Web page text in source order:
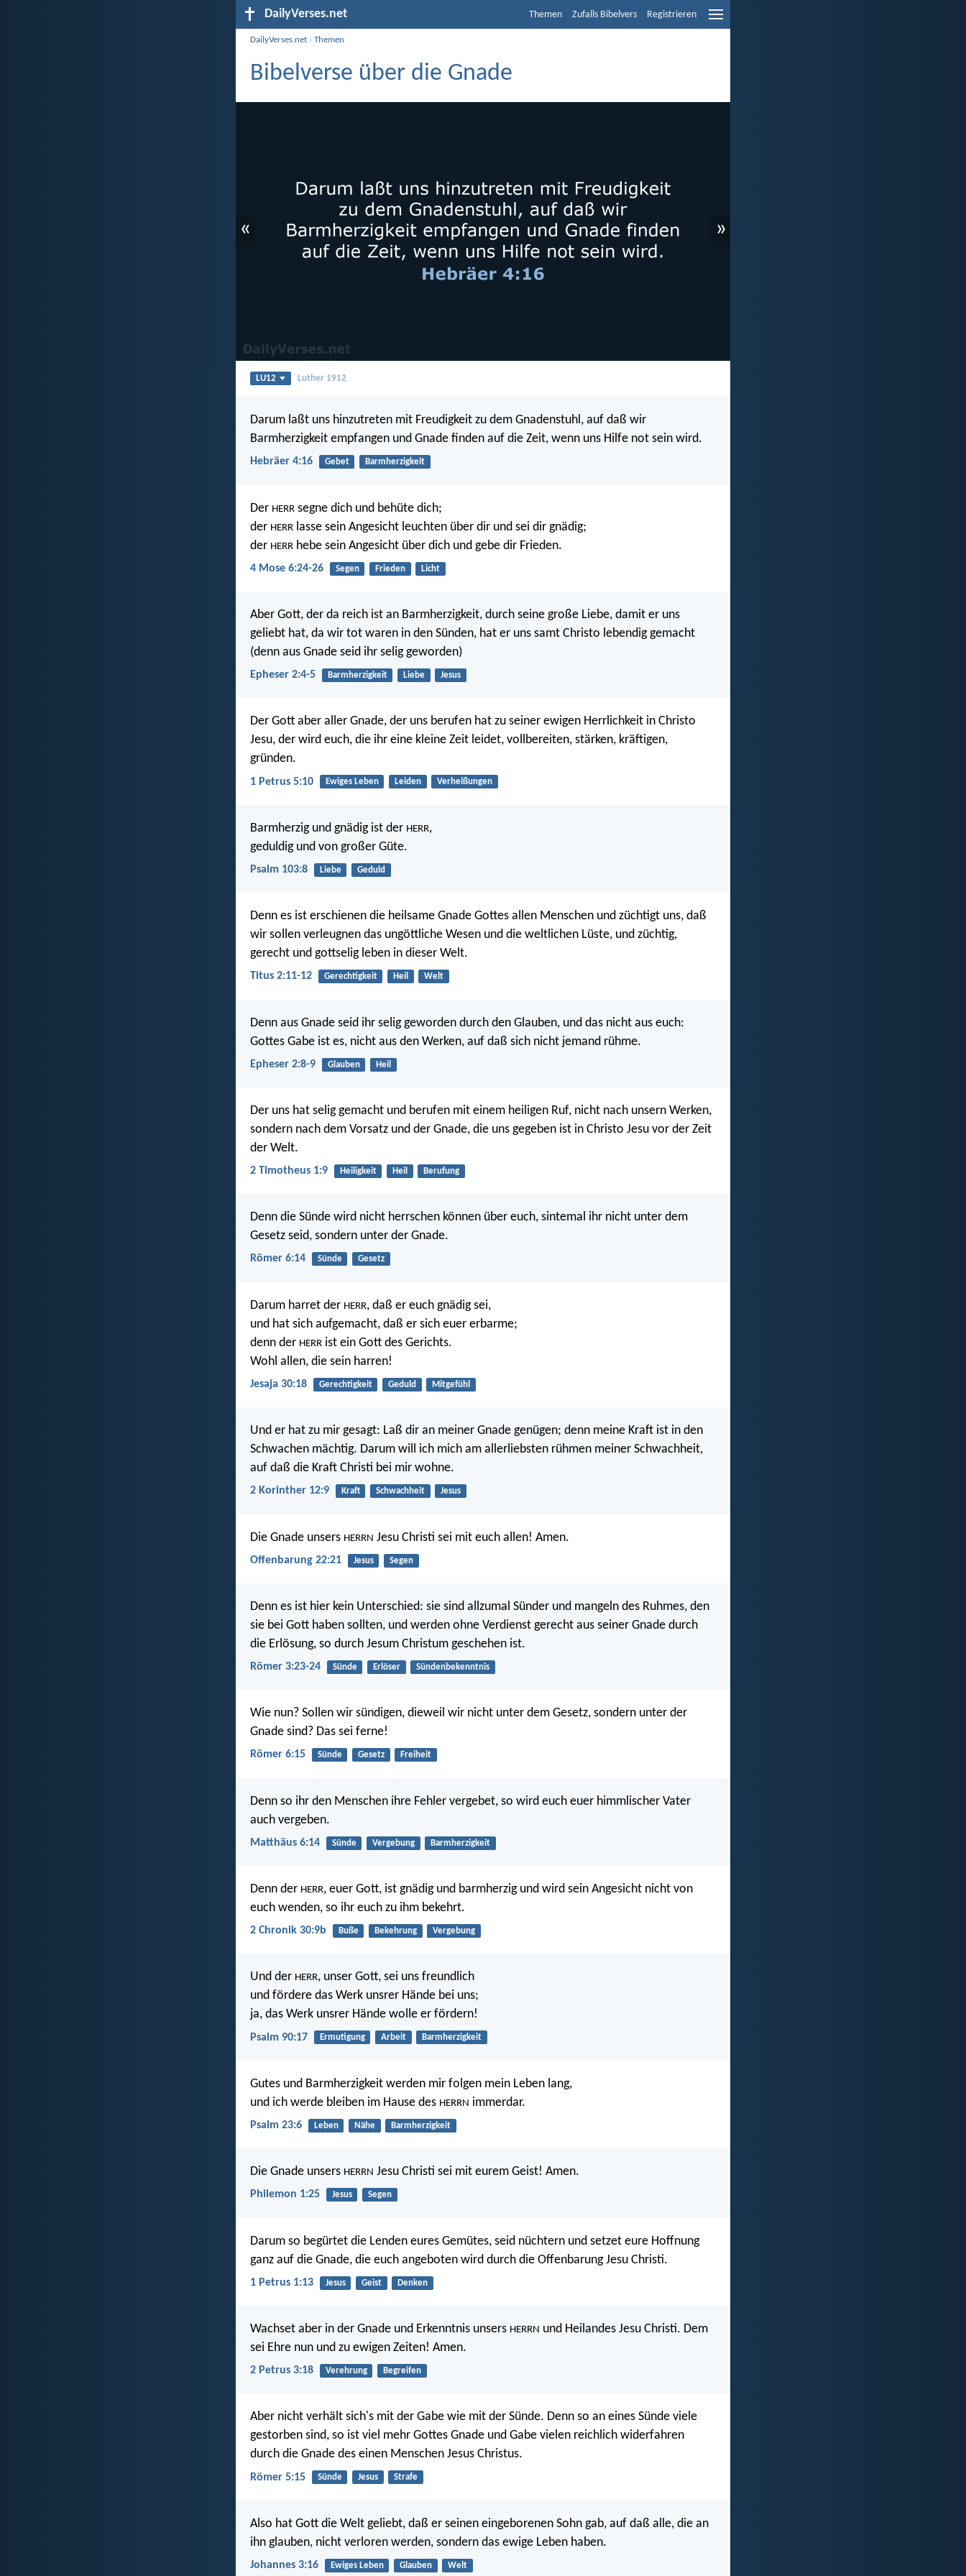
DailyVerses.net Themen Zufalls Bibelvers Registrieren
DailyVerses.net ›Themen
Bibelverse über die Gnade
« »
LU12 Luther 1912
Darum laßt uns hinzutreten mit Freudigkeit zu dem Gnadenstuhl, auf daß wir
Barmherzigkeit empfangen und Gnade finden auf die Zeit, wenn uns Hilfe not sein wird.
Hebräer 4:16 Gebet Barmherzigkeit
Der HERR segne dich und behüte dich;
der HERR lasse sein Angesicht leuchten über dir und sei dir gnädig;
der HERR hebe sein Angesicht über dich und gebe dir Frieden.
4 Mose 6:24-26 Segen Frieden Licht
Aber Gott, der da reich ist an Barmherzigkeit, durch seine große Liebe, damit er uns
geliebt hat, da wir tot waren in den Sünden, hat er uns samt Christo lebendig gemacht
(denn aus Gnade seid ihr selig geworden)
Epheser 2:4-5 Barmherzigkeit Liebe Jesus
Der Gott aber aller Gnade, der uns berufen hat zu seiner ewigen Herrlichkeit in Christo
Jesu, der wird euch, die ihr eine kleine Zeit leidet, vollbereiten, stärken, kräftigen,
gründen.
1 Petrus 5:10 Ewiges Leben Leiden Verheißungen
Barmherzig und gnädig ist der HERR,
geduldig und von großer Güte.
Psalm 103:8 Liebe Geduld
Denn es ist erschienen die heilsame Gnade Gottes allen Menschen und züchtigt uns, daß
wir sollen verleugnen das ungöttliche Wesen und die weltlichen Lüste, und züchtig,
gerecht und gottselig leben in dieser Welt.
Titus 2:11-12 Gerechtigkeit Heil Welt
Denn aus Gnade seid ihr selig geworden durch den Glauben, und das nicht aus euch:
Gottes Gabe ist es, nicht aus den Werken, auf daß sich nicht jemand rühme.
Epheser 2:8-9 Glauben Heil
Der uns hat selig gemacht und berufen mit einem heiligen Ruf, nicht nach unsern Werken,
sondern nach dem Vorsatz und der Gnade, die uns gegeben ist in Christo Jesu vor der Zeit
der Welt.
2 Timotheus 1:9 Heiligkeit Heil Berufung
Denn die Sünde wird nicht herrschen können über euch, sintemal ihr nicht unter dem
Gesetz seid, sondern unter der Gnade.
Römer 6:14 Sünde Gesetz
Darum harret der HERR, daß er euch gnädig sei,
und hat sich aufgemacht, daß er sich euer erbarme;
denn der HERR ist ein Gott des Gerichts.
Wohl allen, die sein harren!
Jesaja 30:18 Gerechtigkeit Geduld Mitgefühl
Und er hat zu mir gesagt: Laß dir an meiner Gnade genügen; denn meine Kraft ist in den
Schwachen mächtig. Darum will ich mich am allerliebsten rühmen meiner Schwachheit,
auf daß die Kraft Christi bei mir wohne.
2 Korinther 12:9 Kraft Schwachheit Jesus
Die Gnade unsers HERRN Jesu Christi sei mit euch allen! Amen.
Offenbarung 22:21 Jesus Segen
Denn es ist hier kein Unterschied: sie sind allzumal Sünder und mangeln des Ruhmes, den
sie bei Gott haben sollten, und werden ohne Verdienst gerecht aus seiner Gnade durch
die Erlösung, so durch Jesum Christum geschehen ist.
Römer 3:23-24 Sünde Erlöser Sündenbekenntnis
Wie nun? Sollen wir sündigen, dieweil wir nicht unter dem Gesetz, sondern unter der
Gnade sind? Das sei ferne!
Römer 6:15 Sünde Gesetz Freiheit
Denn so ihr den Menschen ihre Fehler vergebet, so wird euch euer himmlischer Vater
auch vergeben.
Matthäus 6:14 Sünde Vergebung Barmherzigkeit
Denn der HERR, euer Gott, ist gnädig und barmherzig und wird sein Angesicht nicht von
euch wenden, so ihr euch zu ihm bekehrt.
2 Chronik 30:9b Buße Bekehrung Vergebung
Und der HERR, unser Gott, sei uns freundlich
und fördere das Werk unsrer Hände bei uns;
ja, das Werk unsrer Hände wolle er fördern!
Psalm 90:17 Ermutigung Arbeit Barmherzigkeit
Gutes und Barmherzigkeit werden mir folgen mein Leben lang,
und ich werde bleiben im Hause des HERRN immerdar.
Psalm 23:6 Leben Nähe Barmherzigkeit
Die Gnade unsers HERRN Jesu Christi sei mit eurem Geist! Amen.
Philemon 1:25 Jesus Segen
Darum so begürtet die Lenden eures Gemütes, seid nüchtern und setzet eure Hoffnung
ganz auf die Gnade, die euch angeboten wird durch die Offenbarung Jesu Christi.
1 Petrus 1:13 Jesus Geist Denken
Wachset aber in der Gnade und Erkenntnis unsers HERRN und Heilandes Jesu Christi. Dem
sei Ehre nun und zu ewigen Zeiten! Amen.
2 Petrus 3:18 Verehrung Begreifen
Aber nicht verhält sich's mit der Gabe wie mit der Sünde. Denn so an eines Sünde viele
gestorben sind, so ist viel mehr Gottes Gnade und Gabe vielen reichlich widerfahren
durch die Gnade des einen Menschen Jesus Christus.
Römer 5:15 Sünde Jesus Strafe
Also hat Gott die Welt geliebt, daß er seinen eingeborenen Sohn gab, auf daß alle, die an
ihn glauben, nicht verloren werden, sondern das ewige Leben haben.
Johannes 3:16 Ewiges Leben Glauben Welt